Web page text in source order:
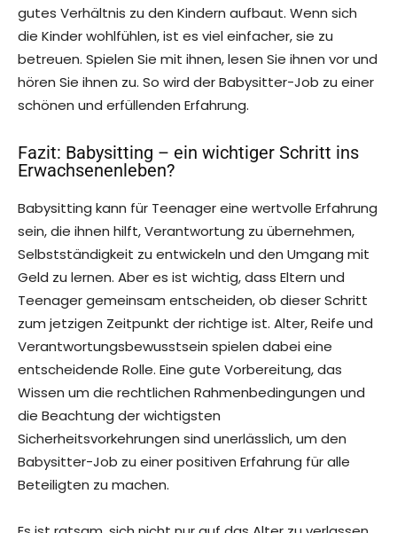
gutes Verhältnis zu den Kindern aufbaut. Wenn sich
die Kinder wohlfühlen, ist es viel einfacher, sie zu
betreuen. Spielen Sie mit ihnen, lesen Sie ihnen vor und
hören Sie ihnen zu. So wird der Babysitter-Job zu einer
schönen und erfüllenden Erfahrung.
Fazit: Babysitting – ein wichtiger Schritt ins
Erwachsenenleben?
Babysitting kann für Teenager eine wertvolle Erfahrung
sein, die ihnen hilft, Verantwortung zu übernehmen,
Selbstständigkeit zu entwickeln und den Umgang mit
Geld zu lernen. Aber es ist wichtig, dass Eltern und
Teenager gemeinsam entscheiden, ob dieser Schritt
zum jetzigen Zeitpunkt der richtige ist. Alter, Reife und
Verantwortungsbewusstsein spielen dabei eine
entscheidende Rolle. Eine gute Vorbereitung, das
Wissen um die rechtlichen Rahmenbedingungen und
die Beachtung der wichtigsten
Sicherheitsvorkehrungen sind unerlässlich, um den
Babysitter-Job zu einer positiven Erfahrung für alle
Beteiligten zu machen.